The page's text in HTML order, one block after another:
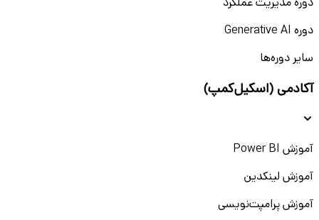
دوره مدیریت عملکرد
دوره Generative AI
سایر دوره‌ها
آکادمی (اسکیل‌کمپ)
آموزش Power BI
آموزش لینکدین
آموزش پرامپت‌نویسی